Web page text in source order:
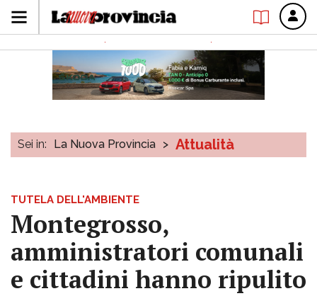
Sei in: La Nuova Provincia > Attualità
TUTELA DELL'AMBIENTE
Montegrosso,
amministratori comunali
e cittadini hanno ripulito